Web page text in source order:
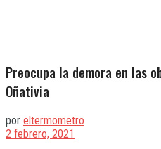
Preocupa la demora en las
Oñativia
por eltermometro
2 febrero, 2021